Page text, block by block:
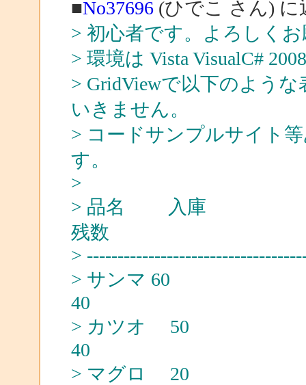
■No37696(ひでこ さん) に
> 初心者です。よろしく
> 環境は Vista VisualC#
> GridViewで以下のよう
いきません。
> コードサンプルサイト
す。
>
> 品名
残数
>
> サ
40
> カ
40
> マグ